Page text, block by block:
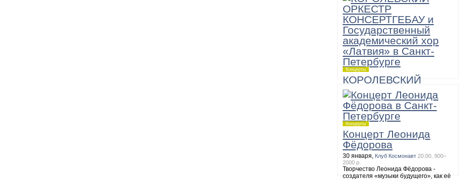
6 ноября,Большой зал академической
Филармонии имени Д.Шостаковича
«А теперь — Моцарт!» Музыкально-
комедийное шоу
Концерты
КОРОЛЕВСКИЙ
ОРКЕСТР
КОНСЕРТГЕБАУ и
Государственный
академический хор
«Латвия»
8 ноября,Большой зал академической
Филармонии имени Д.Шостаковича
МАЛЕР. Симфония №2
Концерты
Концерт Леонида
Фёдорова
30 января, Клуб Космонавт 20:00, 900–
2000 р.
Творчество Леонида Фёдорова -
создателя «музыки будущего», как её